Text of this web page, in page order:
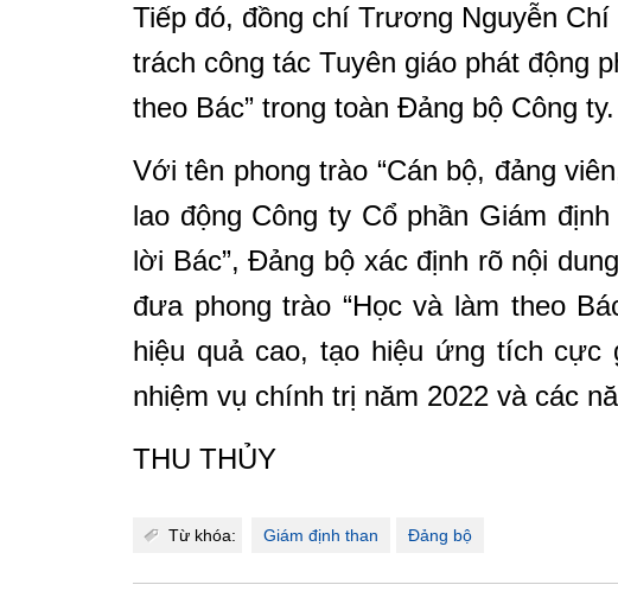
Tiếp đó, đồng chí Trương Nguyễn
trách công tác Tuyên giáo phát động
theo Bác” trong toàn Đảng bộ Công ty.
Với tên phong trào “Cán bộ, đảng
lao động Công ty Cổ phần Giám
lời Bác”, Đảng bộ xác định rõ nội
đưa phong trào “Học và làm theo
hiệu quả cao, tạo hiệu ứng tích cực
nhiệm vụ chính trị năm 2022 và các
THU THỦY
Từ khóa: Giám định than Đảng bộ